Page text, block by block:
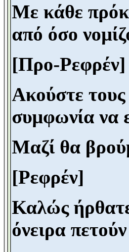
Με κάθε
από όσο
[Προ-Ρεφρέν]
Ακούστε
συμφωνία να
Μαζί θα
[Ρεφρέν]
Καλώς
όνειρα